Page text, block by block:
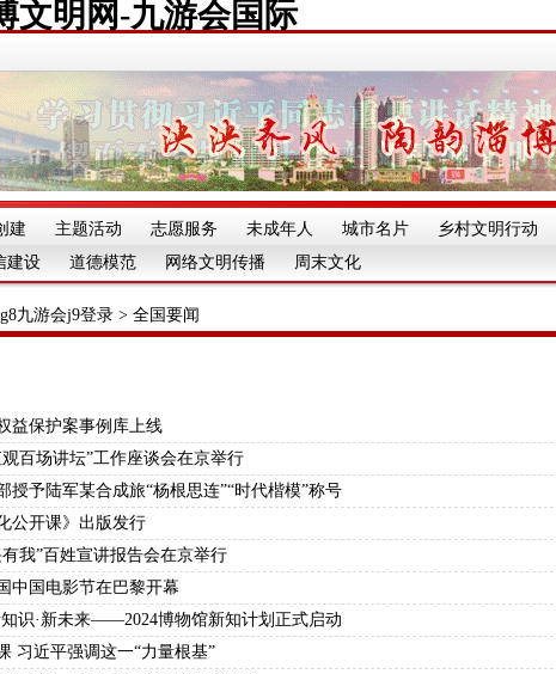
文明网-九游会国际
建 主题活动 志愿服务 未成年人 城市名片 乡村文明行动
建设 道德模范 网络文明传播 周末文化
九游会j9登录 > 全国要闻
益保护案事例库上线
百场讲坛”工作座谈会在京举行
授予陆军某合成旅“杨根思连”“时代楷模”称号
公开课》出版发行
我”百姓宣讲报告会在京举行
中国电影节在巴黎开幕
知识·新未来——2024博物馆新知计划正式启动
习近平强调这一“力量根基”